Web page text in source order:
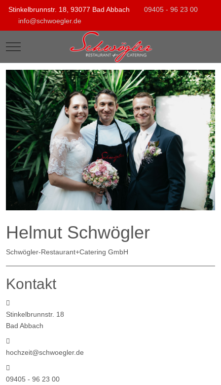
Stinkelbrunnstr. 18, 93077 Bad Abbach
09405 - 96 23 00
info@schwoegler.de
Mobile Menu Toggle
Helmut Schwögler
Schwögler-Restaurant+Catering GmbH
Kontakt
Stinkelbrunnstr. 18
Bad Abbach
hochzeit@schwoegler.de
09405 - 96 23 00